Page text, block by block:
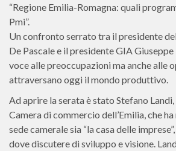
“Regione Emilia-Romagna: quali
Pmi”.
Un confronto serrato tra il presidente
De Pascale e il presidente GIA
voce alle preoccupazioni ma anche alle
attraversano oggi il mondo produttivo.
Ad aprire la serata è stato Stefano
Camera di commercio dell’Emilia, che
sede camerale sia “la casa delle
dove discutere di sviluppo e visione.